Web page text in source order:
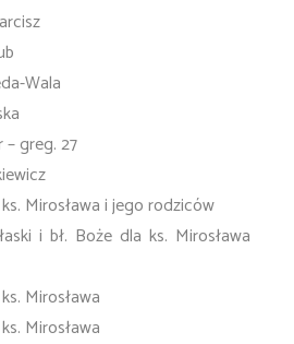
Wala
– greg. 27
Mirosława i jego rodziców
i bł. Boże dla ks. Mirosława
Mirosława
Mirosława